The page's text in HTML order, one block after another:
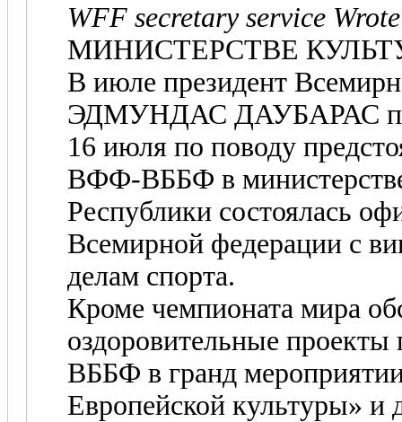
WFF secretary service
МИНИСТЕРСТВЕ
В июле президент
ЭДМУНДАС ДАУБАРАС
16 июля по поводу
ВФФ-ВББФ в
Республики состоялась
Всемирной федерации с
делам спорта.
Кроме чемпионата мира
оздоровительные
ВББФ в гранд
Европейской культуры» и